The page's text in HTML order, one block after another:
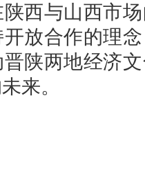
西与山西市
放合作的理
陕两地经济
来。